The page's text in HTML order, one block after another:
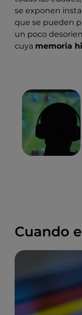
se exponen
que se pueden
un poco
cuya memoria
Cuando